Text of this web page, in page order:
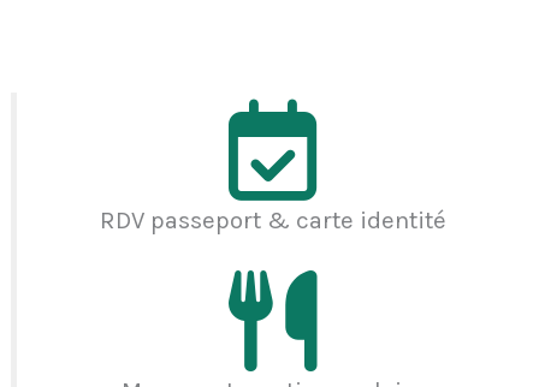
RDV passeport & carte identité